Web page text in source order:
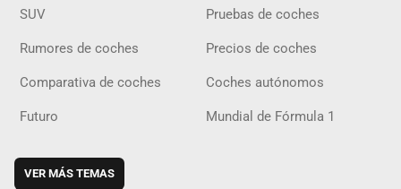
SUV Pruebas de coches
Rumores de coches Precios de coches
Comparativa de coches Coches autónomos
Futuro Mundial de Fórmula 1
VER MÁS TEMAS